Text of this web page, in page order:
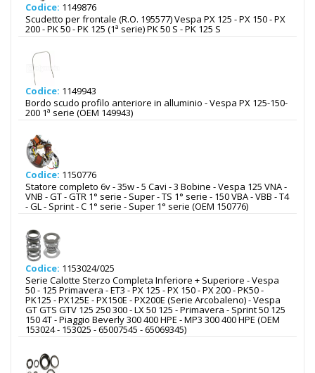
Codice: 1149876
Scudetto per frontale (R.O. 195577) Vespa PX 125 - PX 150 - PX
200 - PK 50 - PK 125 (1ª serie) PK 50 S - PK 125 S
Codice: 1149943
Bordo scudo profilo anteriore in alluminio - Vespa PX 125-150-
200 1ª serie (OEM 149943)
Codice: 1150776
Statore completo 6v - 35w - 5 Cavi - 3 Bobine - Vespa 125 VNA -
VNB - GT - GTR 1° serie - Super - TS 1° serie - 150 VBA - VBB - T4
- GL - Sprint - C 1° serie - Super 1° serie (OEM 150776)
Codice: 1153024/025
Serie Calotte Sterzo Completa Inferiore + Superiore - Vespa
50 - 125 Primavera - ET3 - PX 125 - PX 150 - PX 200 - PK50 -
PK125 - PX125E - PX150E - PX200E (Serie Arcobaleno) - Vespa
GT GTS GTV 125 250 300 - LX 50 125 - Primavera - Sprint 50 125
150 4T - Piaggio Beverly 300 400 HPE - MP3 300 400 HPE (OEM
153024 - 153025 - 65007545 - 65069345)